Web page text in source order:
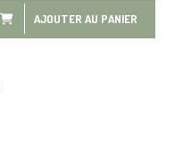
AJOUTER AU PANIER